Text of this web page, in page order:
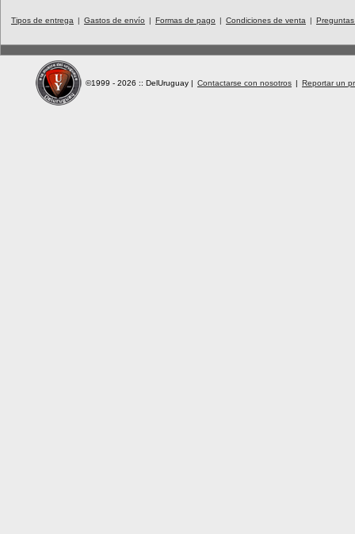
Tipos de entrega | Gastos de envío | Formas de pago | Condiciones de venta |
©1999 - 2026 :: DelUruguay | Contactarse con nosotros | Reportar un